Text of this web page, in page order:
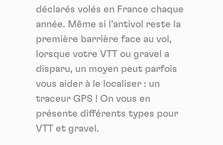
déclarés volés en France chaque
année. Même si l’antivol reste la
première barrière face au vol,
lorsque votre VTT ou gravel a
disparu, un moyen peut parfois
vous aider à le localiser : un
traceur GPS ! On vous en
présente différents types pour
VTT et gravel.